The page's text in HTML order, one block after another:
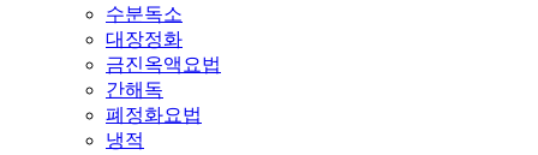
수분독소
대장정화
금진옥액요법
간해독
폐정화요법
냉적